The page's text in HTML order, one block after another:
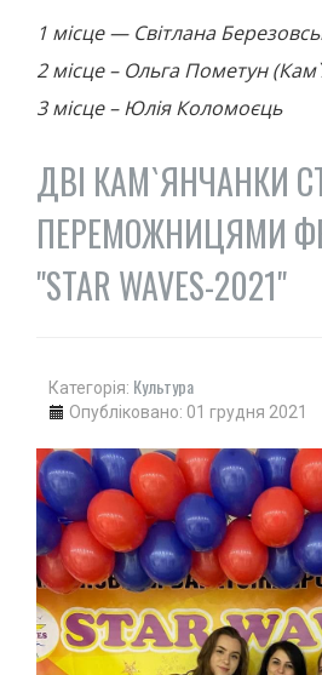
ВЕЛИКИЙ
НАСТІЛЬНИЙ
ВОДНІ ВИДИ
ПЛАВАННЯ
СТРИБКИ З ТРАМПЛІНУ
СИНХРОННЕ ПЛАВАННЯ
ГРЕБЛЯ
ХУДОЖНЯ
СПОРТИВНА
АКРОБАТИКА
СТРИБКИ НА БАТУТІ
ЗИМОВІ ВОДИ
ХОКЕЙ
БІГ НА КОНЬКАХ
ФІГУРНЕ КАТАННЯ
ФІГУРНЕ КАТАННЯ НА РОЛИКОВИХ
1 місце — Світлана
2 місце – Ольга Пометун
3 місце – Юлія Коломоєць
ДВІ КАМ`ЯНЧАНКИ
ПЕРЕМОЖНИЦЯМИ
"STAR WAVES-2021"
Категорія: Культура
Опубліковано: 01 грудня 2021